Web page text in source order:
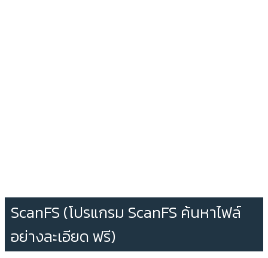
ScanFS (โปรแกรม ScanFS ค้นหาไฟล์
อย่างละเอียด ฟรี)